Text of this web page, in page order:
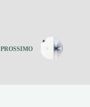
PROSSIMO